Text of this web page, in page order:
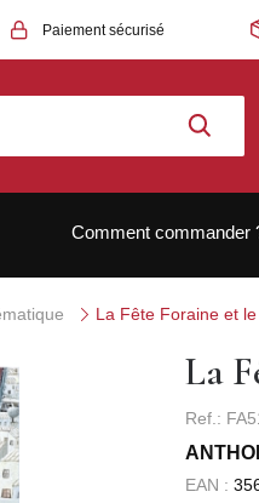
Paiement sécurisé
Comment commander
La Fête Foraine et
La
Ref.:
EAN :